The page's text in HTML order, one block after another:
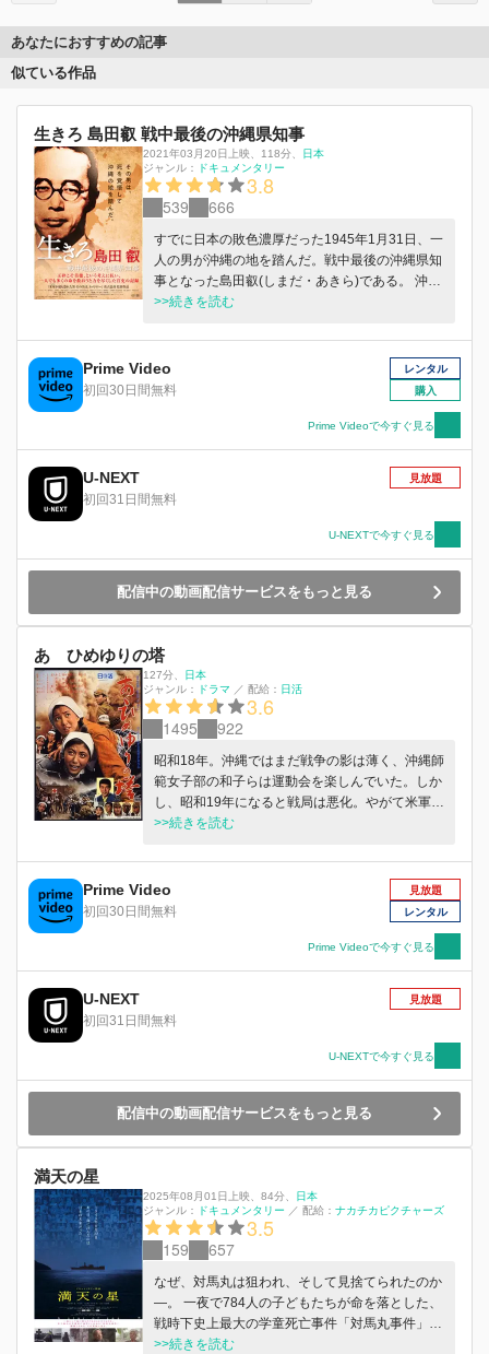
あなたにおすすめの記事
似ている作品
生きろ 島田叡 戦中最後の沖縄県知事
2021年03月20日上映、 118分、
日本
ジャンル：
ドキュメンタリー
3.8
539 666
すでに日本の敗色濃厚だった1945年1月31日、一
人の男が沖縄の地を踏んだ。戦中最後の沖縄県知
事となった島田叡(しまだ・あきら)である。 沖縄
戦を生き延びた住民とその遺族への取材を通じ、
いう人物の生涯と、語り継ぐべき沖縄戦の全貌に
迫った長編ドキュメンタリー。
>>続きを読む
Prime Video
初回30日間無料
レンタル
購入
Prime Videoで今すぐ見る
U-NEXT
初回31日間無料
見放題
U-NEXTで今すぐ見る
配信中の動画配信サービスをもっと見る
あゝひめゆりの塔
127分、
日本
ジャンル：
ドラマ ／ 配給： 日活
3.6
1495 922
昭和18年。沖縄ではまだ戦争の影は薄く、沖縄師
範女子部の和子らは運動会を楽しんでいた。しか
し、昭和19年になると戦局は悪化。やがて米軍グ
ラマン機による空襲が那覇を連日襲い、和子ら女
なる。
>>続きを読む
Prime Video
初回30日間無料
見放題
レンタル
Prime Videoで今すぐ見る
U-NEXT
初回31日間無料
見放題
U-NEXTで今すぐ見る
配信中の動画配信サービスをもっと見る
満天の星
2025年08月01日上映、 84分、
日本
ジャンル：
ドキュメンタリー ／ 配給： ナカチカピクチャーズ
3.5
159 657
なぜ、対馬丸は狙われ、そして見捨てられたのか
―。 一夜で784人の子どもたちが命を落とした、
戦時下史上最大の学童死亡事件「対馬丸事件」。
当時、この悲劇は箝口令により徹底的に秘匿とさ
>>続きを読む